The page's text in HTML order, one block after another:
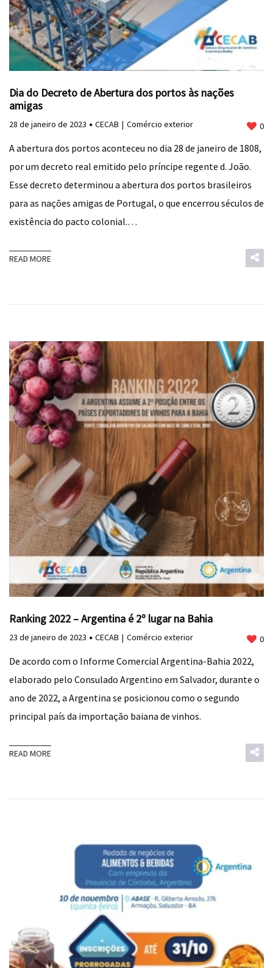
Dia do Decreto de Abertura dos portos às nações
amigas
28 de janeiro de 2023 CECAB Comércio exterior 0
A abertura dos portos aconteceu no dia 28 de janeiro de 1808,
por um decreto real emitido pelo príncipe regente d. João.
Esse decreto determinou a abertura dos portos brasileiros
para as nações amigas de Portugal, o que encerrou séculos de
existência do pacto colonial.…
READ MORE
Ranking 2022 – Argentina é 2º lugar na Bahia
23 de janeiro de 2023 CECAB Comércio exterior 0
De acordo com o Informe Comercial Argentina-Bahia 2022,
elaborado pelo Consulado Argentino em Salvador, durante o
ano de 2022, a Argentina se posicionou como o segundo
principal país da importação baiana de vinhos.
READ MORE